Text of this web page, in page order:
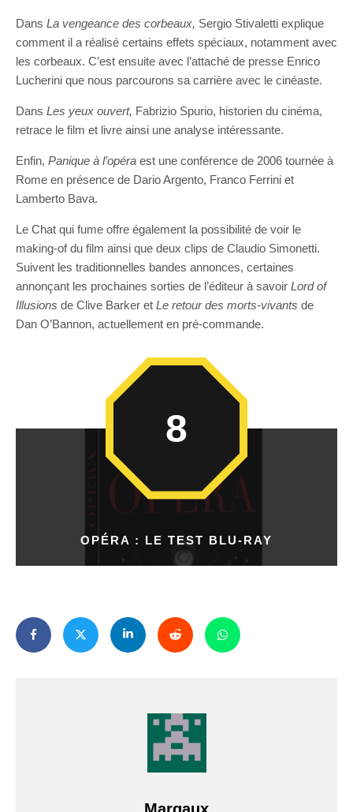
Dans La vengeance des corbeaux, Sergio Stivaletti explique
comment il a réalisé certains effets spéciaux, notamment avec
les corbeaux. C’est ensuite avec l’attaché de presse Enrico
Lucherini que nous parcourons sa carrière avec le cinéaste.
Dans Les yeux ouvert, Fabrizio Spurio, historien du cinéma,
retrace le film et livre ainsi une analyse intéressante.
Enfin, Panique à l’opéra est une conférence de 2006 tournée à
Rome en présence de Dario Argento, Franco Ferrini et
Lamberto Bava.
Le Chat qui fume offre également la possibilité de voir le
making-of du film ainsi que deux clips de Claudio Simonetti.
Suivent les traditionnelles bandes annonces, certaines
annonçant les prochaines sorties de l’éditeur à savoir Lord of
Illusions de Clive Barker et Le retour des morts-vivants de
Dan O’Bannon, actuellement en pré-commande.
OPÉRA : LE TEST BLU-RAY
8
Margaux